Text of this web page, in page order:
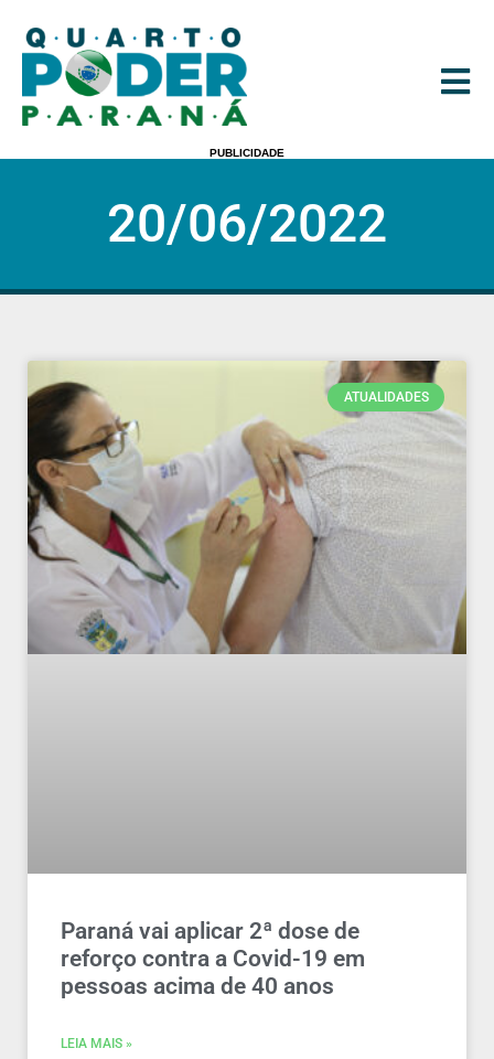
PUBLICIDADE
20/06/2022
ATUALIDADES
Paraná vai aplicar 2ª dose de
reforço contra a Covid-19 em
pessoas acima de 40 anos
LEIA MAIS »